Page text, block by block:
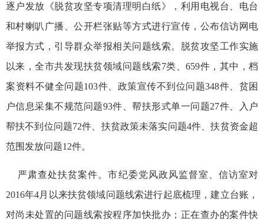
逐户发放《脱贫攻坚专项清理明白纸》，利用电视台、电台
和村喇叭广播、公开栏张贴等方式进行宣传，公布信访网电
举报方式，引导群众举报相关问题线索。脱贫攻坚工作实施
以来，全市共发现扶贫领域问题线索7类、659件，其中，档
案资料不健全问题103件、政策宣传不到位问题348件、贫困
户信息采集不规范问题93件、帮扶形式单一问题27件、入户
帮扶不到位问题72件、扶贫政策未落实问题4件、扶贫资金超
范围发放问题12件。
严肃查处扶贫案件。市纪委党风政风监督室、信访室对
2016年4月以来扶贫领域问题线索进行起底梳理，建立台账，
对尚未处置的问题线索按程序加快批办；正在查办的案件快